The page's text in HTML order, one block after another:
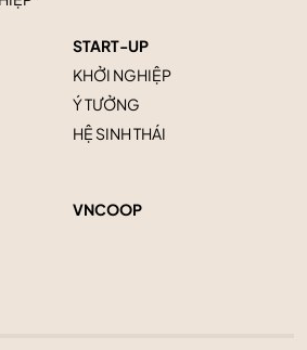
START-UP
KHỞI NGHIỆP
Ý TƯỞNG
HỆ SINH THÁI
VNCOOP